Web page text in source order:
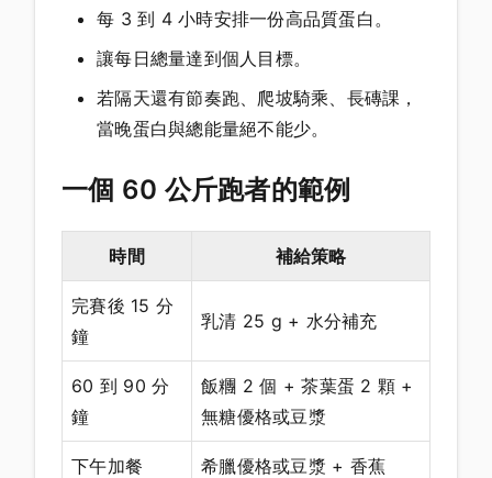
每 3 到 4 小時安排一份高品質蛋白。
讓每日總量達到個人目標。
若隔天還有節奏跑、爬坡騎乘、長磚課，
當晚蛋白與總能量絕不能少。
一個 60 公斤跑者的範例
時間 補給策略
完賽後 15 分
鐘
乳清 25 g + 水分補充
60 到 90 分
鐘
飯糰 2 個 + 茶葉蛋 2 顆 +
無糖優格或豆漿
下午加餐 希臘優格或豆漿 + 香蕉